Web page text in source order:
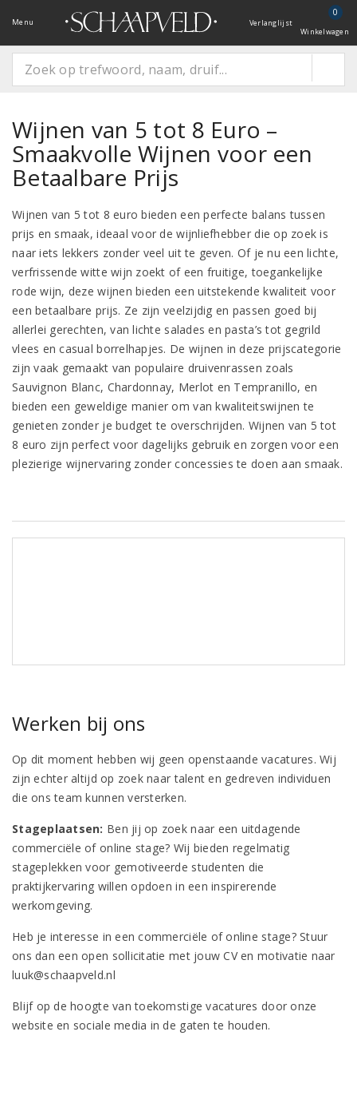
Menu Verlanglijst
0
Winkelwagen
Wijnen van 5 tot 8 Euro –
Smaakvolle Wijnen voor een
Betaalbare Prijs
Wijnen van 5 tot 8 euro bieden een perfecte balans tussen
prijs en smaak, ideaal voor de wijnliefhebber die op zoek is
naar iets lekkers zonder veel uit te geven. Of je nu een lichte,
verfrissende witte wijn zoekt of een fruitige, toegankelijke
rode wijn, deze wijnen bieden een uitstekende kwaliteit voor
een betaalbare prijs. Ze zijn veelzijdig en passen goed bij
allerlei gerechten, van lichte salades en pasta’s tot gegrild
vlees en casual borrelhapjes. De wijnen in deze prijscategorie
zijn vaak gemaakt van populaire druivenrassen zoals
Sauvignon Blanc, Chardonnay, Merlot en Tempranillo, en
bieden een geweldige manier om van kwaliteitswijnen te
genieten zonder je budget te overschrijden. Wijnen van 5 tot
8 euro zijn perfect voor dagelijks gebruik en zorgen voor een
plezierige wijnervaring zonder concessies te doen aan smaak.
Werken bij ons
Op dit moment hebben wij geen openstaande vacatures. Wij
zijn echter altijd op zoek naar talent en gedreven individuen
die ons team kunnen versterken.
Stageplaatsen: Ben jij op zoek naar een uitdagende
commerciële of online stage? Wij bieden regelmatig
stageplekken voor gemotiveerde studenten die
praktijkervaring willen opdoen in een inspirerende
werkomgeving.
Heb je interesse in een commerciële of online stage? Stuur
ons dan een open sollicitatie met jouw CV en motivatie naar
luuk@schaapveld.nl
Blijf op de hoogte van toekomstige vacatures door onze
website en sociale media in de gaten te houden.